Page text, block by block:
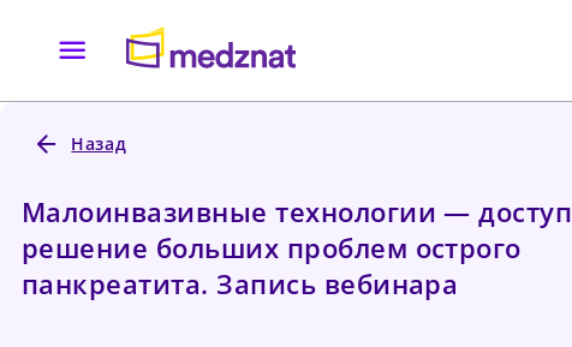
Назад
Малоинвазивные технологии —
решение больших проблем острого
панкреатита. Запись вебинара